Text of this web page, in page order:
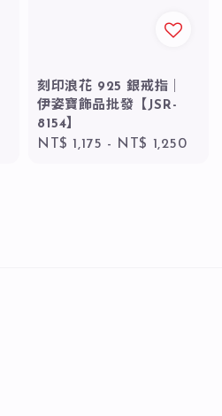
刻印浪花 925 銀戒指｜
伊姿寶飾品批發【JSR-
8154】
Regular
NT$ 1,175 - NT$ 1,250